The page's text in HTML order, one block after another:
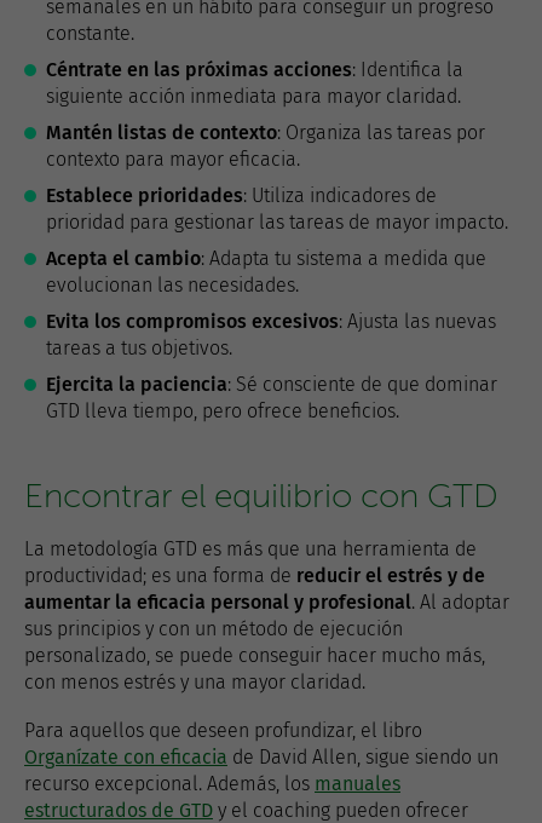
semanales en un hábito para conseguir un progreso
constante.
Céntrate en las próximas acciones: Identifica la
siguiente acción inmediata para mayor claridad.
Mantén listas de contexto: Organiza las tareas por
contexto para mayor eficacia.
Establece prioridades: Utiliza indicadores de
prioridad para gestionar las tareas de mayor impacto.
Acepta el cambio: Adapta tu sistema a medida que
evolucionan las necesidades.
Evita los compromisos excesivos: Ajusta las nuevas
tareas a tus objetivos.
Ejercita la paciencia: Sé consciente de que dominar
GTD lleva tiempo, pero ofrece beneficios.
Encontrar el equilibrio con GTD
La metodología GTD es más que una herramienta de
productividad; es una forma de reducir el estrés y de
aumentar la eficacia personal y profesional. Al adoptar
sus principios y con un método de ejecución
personalizado, se puede conseguir hacer mucho más,
con menos estrés y una mayor claridad.
Para aquellos que deseen profundizar, el libro
Organízate con eficacia de David Allen, sigue siendo un
recurso excepcional. Además, los manuales
estructurados de GTD y el coaching pueden ofrecer